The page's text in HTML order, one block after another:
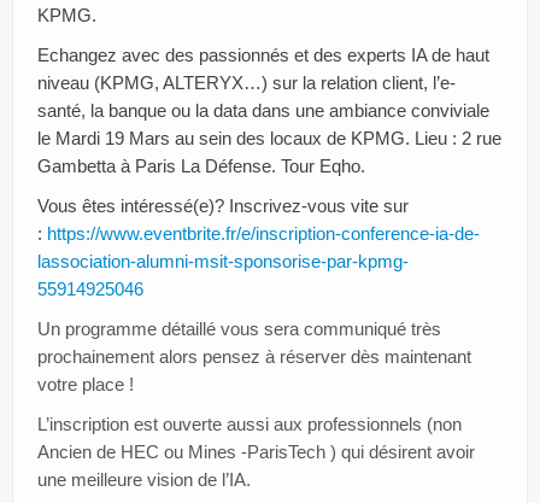
KPMG.
Echangez avec des passionnés et des experts IA de haut
niveau (KPMG, ALTERYX…) sur la relation client, l’e-
santé, la banque ou la data dans une ambiance conviviale
le Mardi 19 Mars au sein des locaux de KPMG. Lieu : 2 rue
Gambetta à Paris La Défense. Tour Eqho.
Vous êtes intéressé(e)? Inscrivez-vous vite sur
: https://www.eventbrite.fr/e/inscription-conference-ia-de-
lassociation-alumni-msit-sponsorise-par-kpmg-
55914925046
Un programme détaillé vous sera communiqué très
prochainement alors pensez à réserver dès maintenant
votre place !
L’inscription est ouverte aussi aux professionnels (non
Ancien de HEC ou Mines -ParisTech ) qui désirent avoir
une meilleure vision de l’IA.